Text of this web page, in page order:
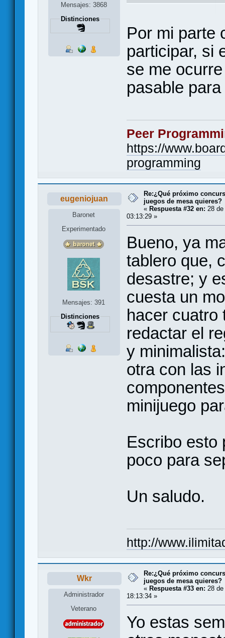
Mensajes: 3868
Distinciones
Por mi parte
participar, si
se me
pasable
Peer
https://
programming
eugeniojuan
Baronet
Experimentado
Mensajes: 391
Distinciones
Re:¿Qué próximo
juegos de mesa quieres?
« Respuesta #32 en: 28
03:13:29 »
Bueno, ya
tablero que,
desastre; y
cuesta un
hacer cuatro
redactar el
y
otra con las
minijuego
Escribo esto
poco para
Un saludo.
http://
Wkr
Administrador
Veterano
Re:¿Qué próximo
juegos de mesa quieres?
« Respuesta #33 en: 28
18:13:34 »
Yo estas